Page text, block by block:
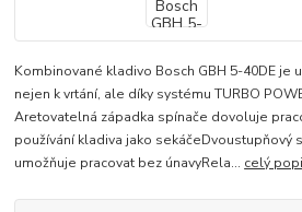
Kombinované kladivo Bosch GBH 5-40DE je
nejen k vrtání, ale díky systému TURBO
Aretovatelná západka spínače dovoluje
používání kladiva jako sekáčeDvoustupňový
umožňuje pracovat bez únavyRela... celý